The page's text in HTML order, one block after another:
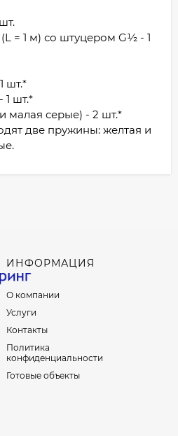
= 1 м) со штуцером G½ - 1
шт.*
1 шт.*
малая серые) - 2 шт.*
две пружины: желтая и
ИНФОРМАЦИЯ
О компании
Услуги
Контакты
Политика
конфиденциальности
Готовые объекты